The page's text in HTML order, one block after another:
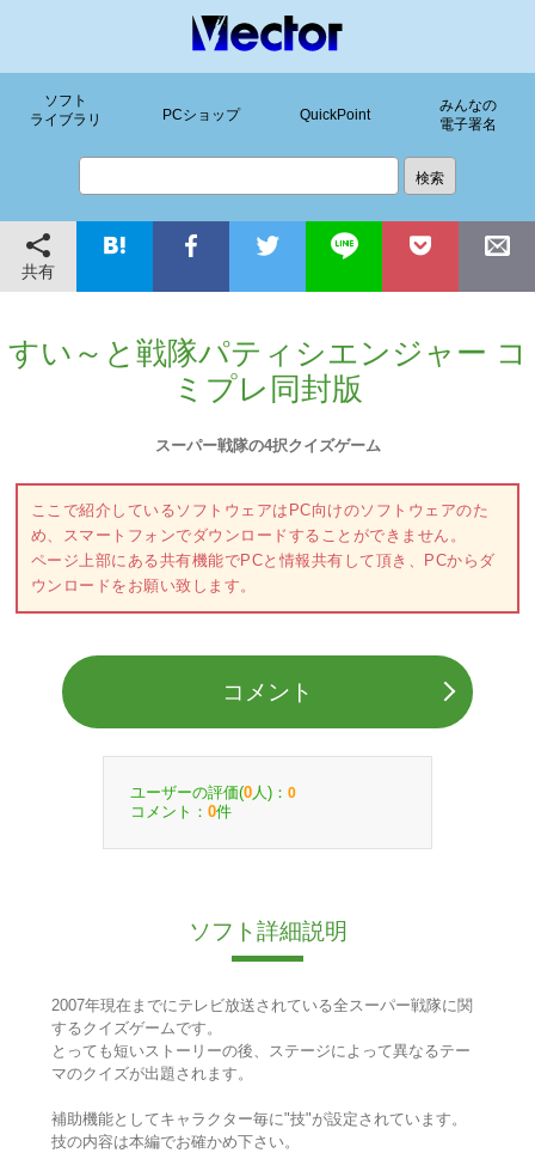
ソフト
ライブラリ
PCショップ QuickPoint
みんなの
電子署名
共有
すい～と戦隊パティシエンジャー コ
ミプレ同封版
スーパー戦隊の4択クイズゲーム
ここで紹介しているソフトウェアはPC向けのソフトウェアのた
め、スマートフォンでダウンロードすることができません。
ページ上部にある共有機能でPCと情報共有して頂き、PCからダ
ウンロードをお願い致します。
コメント
ユーザーの評価(0 人)： 0
コメント： 0件
ソフト詳細説明
2007年現在までにテレビ放送されている全スーパー戦隊に関
するクイズゲームです。
とっても短いストーリーの後、ステージによって異なるテー
マのクイズが出題されます。
補助機能としてキャラクター毎に"技"が設定されています。
技の内容は本編でお確かめ下さい。